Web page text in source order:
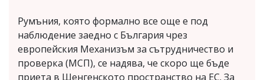
Румъния, която формално все още е под
наблюдение заедно с България чрез
европейския Механизъм за сътрудничество и
проверка (МСП), се надява, че скоро ще бъде
приета в Шенгенското пространство на ЕС. За